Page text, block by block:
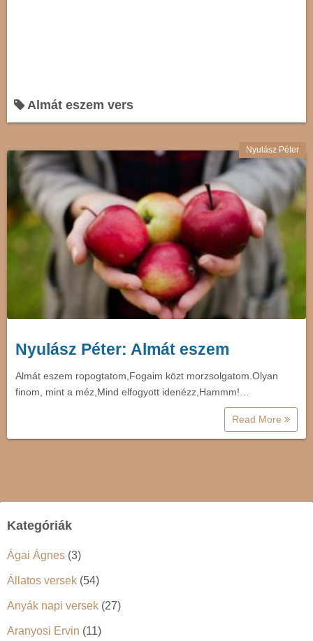
Almát eszem vers
Nyulász Péter
Nyulász Péter: Almát eszem
Almát eszem ropogtatom,Fogaim közt morzsolgatom.Olyan
finom, mint a méz,Mind elfogyott idenézz,Hammm!…
Read More
Kategóriák
Ágai Ágnes (3)
Állatos versek (54)
Anyák napi versek (27)
Aranyosi Ervin (11)